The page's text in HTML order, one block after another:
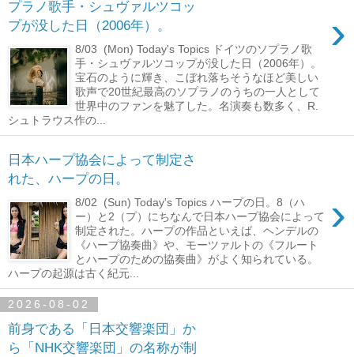
プラノ歌手・シュヴァルツコッ
プが没した日（2006年）。
›
8/03 (Mon) Today's Topics ドイツのソプラノ歌
手・シュヴァルツコップが没した日（2006年）。
宝石のように輝き、こぼれ落ちそうなほど美しい
歌声で20世紀最高のソプラノのうちの一人として
世界中のファンを魅了した。名演奏も数多く、R.
シュトラウス作の...
日本ハープ協会によって制定さ
れた、ハープの日。
›
8/02 (Sun) Today's Topics ハープの日。8（ハ
ー）と2（プ）にちなんで日本ハープ協会によって
制定された。ハープの作品といえば、ヘンデルの
《ハープ協奏曲》や、モーツァルトの《フルート
とハープのための協奏曲》がよく知られている。
ハープの起源は古く紀元...
2026-08-02
前身である「日本交響楽団」か
ら「NHK交響楽団」の名称が制